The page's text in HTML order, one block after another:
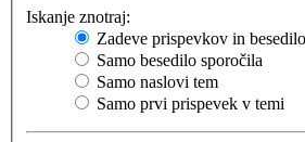
Iskanje znotraj:
Zadeve prispevkov in
Samo besedilo sporočila
Samo naslovi tem
Samo prvi prispevek v temi